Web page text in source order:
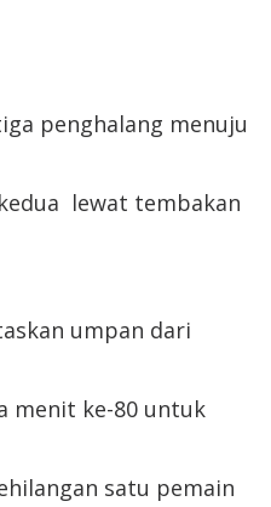
penghalang menuju
lewat tembakan
umpan dari
menit ke-80 untuk
satu pemain